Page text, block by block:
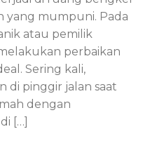
yang mumpuni. Pada
atau pemilik
perbaikan
Sering kali,
di pinggir jalan saat
dengan
[…]